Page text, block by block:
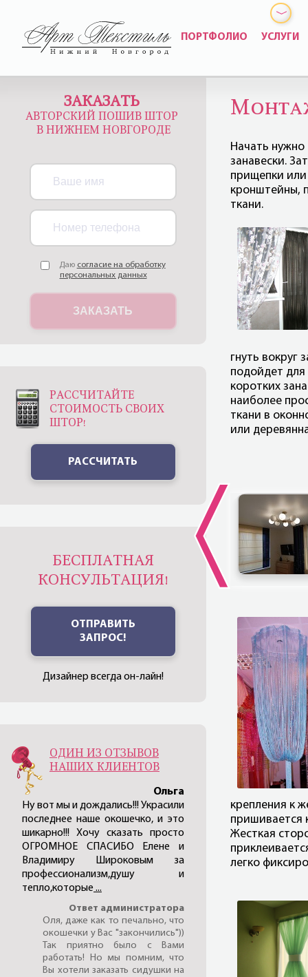
ПОРТФОЛИО УСЛУГИ
Начать
занавески.
прищепки или
кронштейны,
ткани.
гнуть вокруг
подойдет для
коротких
наиболее
ткани в
или
крепления к
пришивается
Жесткая
легко
ЗАКАЗАТЬ
АВТОРСКИЙ ПОШИВ ШТОР
В НИЖНЕМ НОВГОРОДЕ
Даю согласие на обработку
персональных данных
ЗАКАЗАТЬ
РАССЧИТАЙТЕ
СТОИМОСТЬ СВОИХ
ШТОР!
РАССЧИТАТЬ
БЕСПЛАТНАЯ
КОНСУЛЬТАЦИЯ!
ОТПРАВИТЬ
ЗАПРОС!
Дизайнер всегда он-лайн!
ОДИН ИЗ ОТЗЫВОВ
НАШИХ КЛИЕНТОВ
Ольга
Ну вот мы и дождались!!! Украсили
последнее наше окошечко, и это
шикарно!!! Хочу сказать просто
ОГРОМНОЕ СПАСИБО Еленe и
Владимиру Широковым за
профессионализм,душу и
тепло,которые ...
Ответ администратора
Оля, даже как то печально, что
окошечки у Вас "закончились"))
Так приятно было с Вами
работать! Но мы помним, что
Вы хотели заказать сидушки на